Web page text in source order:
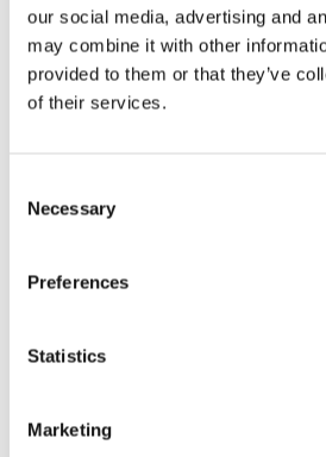
our social media, advertising and
may combine it with other
provided to them or that they’ve
of their services.
Selection
Necessary
Preferences
Statistics
Marketing